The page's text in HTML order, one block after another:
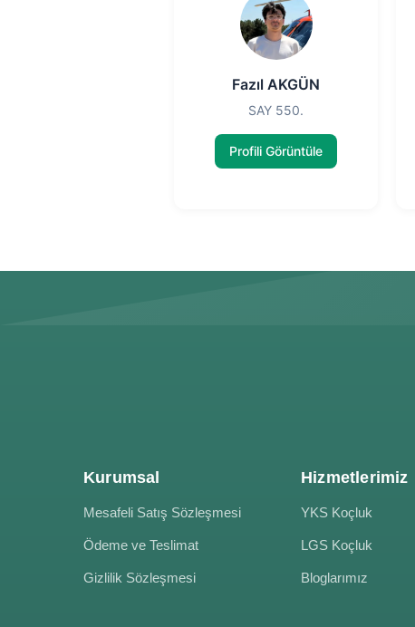
Fazıl AKGÜN
SAY 550.
Profili Görüntüle
Kurumsal
Mesafeli Satış Sözleşmesi
Ödeme ve Teslimat
Gizlilik Sözleşmesi
Hizmetlerimiz
YKS Koçluk
LGS Koçluk
Bloglarımız